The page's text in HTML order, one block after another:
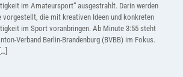
im Amateursport“ ausgestrahlt. Darin werden
vorgestellt, die mit kreativen Ideen und konkreten
im Sport voranbringen. Ab Minute 3:55 steht
Verband Berlin-Brandenburg (BVBB) im Fokus.